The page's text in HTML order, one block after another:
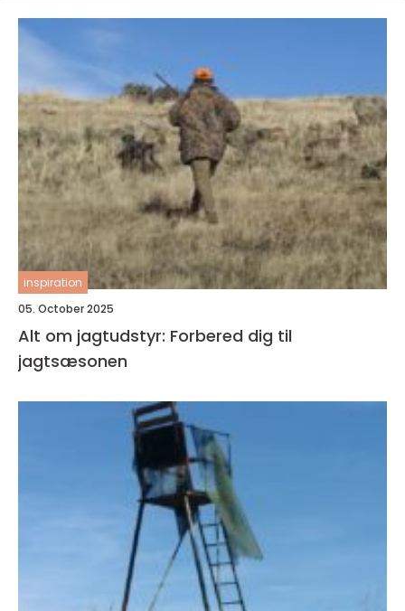
inspiration
05. October 2025
Alt om jagtudstyr: Forbered dig til
jagtsæsonen